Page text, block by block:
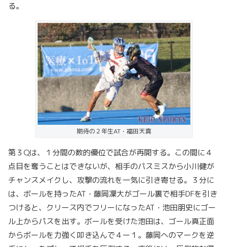
る。
期待の２年生AT・福田天真
第３Qは、１分間の数的優位で試合が再開する。この間に４
点目を奪うことはできないが、相手のパスミスから小川健が
チャンスメイクし、攻撃の流れを一気に引き寄せる。３分に
は、ボールを持ったAT・藤岡凜大がゴール裏で相手DFを引き
つけると、クリース内でフリーになったAT・池田朋史にゴー
ル上からパスを出す。ボールを受けた池田は、ゴール真正面
からボールを力強く叩き込んで４ー１。藤岡へのマークを逆